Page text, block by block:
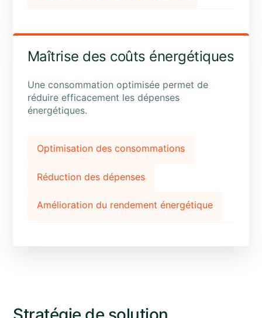
Maîtrise des coûts énergétiques
Une consommation optimisée permet de
réduire efficacement les dépenses
énergétiques.
Optimisation des consommations
Réduction des dépenses
Amélioration du rendement énergétique